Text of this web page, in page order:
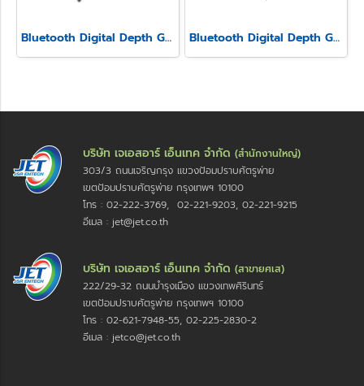
Bluetooth Digital Depth Gauge Model SSD-215 Bluetooth Digital Depth Gauge Model SSD-210
บริษัท เจเอสอาร์ เอ็นเทค จำกัด (สำนักงานใหญ่)
303/3 ถนนเจริญกรุง แขวงป้อมปราบศัตรูพ่าย
เขตป้อมปราบศัตรูพ่าย กรุงเทพฯ 10100
โทร : 02-222-3769, 02-221-9203, 02-221-9215
อีเมล : jet@jet.co.th
บริษัท เจเอสอาร์ เอ็นเทค จำกัด (สาขายศเส)
222/29-32 ถนนบำรุงเมือง แขวงเทพศิรินทร์
เขตป้อมปราบศัตรูพ่าย กรุงเทพฯ 10100
โทร : 02-621-7948-55, 02-225-2830-2
อีเมล : jetco@jet.co.th